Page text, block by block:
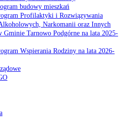
budowy mieszkań
Profilaktyki i Rozwiązywania
Narkomanii oraz Innych
Gminie Tarnowo Podgórne na lata 2025-
Wspierania Rodziny na lata 2026-